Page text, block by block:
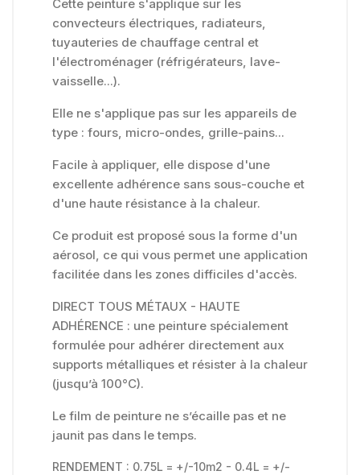
Cette peinture s'applique sur les
convecteurs électriques, radiateurs,
tuyauteries de chauffage central et
l'électroménager (réfrigérateurs, lave-
vaisselle...).
Elle ne s'applique pas sur les appareils de
type : fours, micro-ondes, grille-pains...
Facile à appliquer, elle dispose d'une
excellente adhérence sans sous-couche et
d'une haute résistance à la chaleur.
Ce produit est proposé sous la forme d'un
aérosol, ce qui vous permet une application
facilitée dans les zones difficiles d'accès.
DIRECT TOUS MÉTAUX - HAUTE
ADHÉRENCE : une peinture spécialement
formulée pour adhérer directement aux
supports métalliques et résister à la chaleur
(jusqu’à 100°C).
Le film de peinture ne s’écaille pas et ne
jaunit pas dans le temps.
RENDEMENT : 0.75L = +/-10m2 - 0.4L = +/-